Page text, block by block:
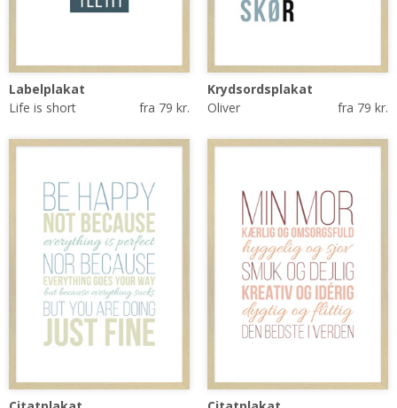
Labelplakat
Life is short
fra 79 kr.
Krydsordsplakat
Oliver
fra 79 kr.